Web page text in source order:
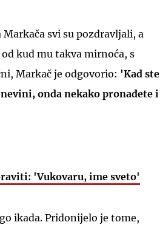
svi su pozdravljali, a
kud mu takva mirnoća, s
Markač je odgovorio: 'Kad ste
onda nekako pronađete i
'Vukovaru, ime sveto'
ikada. Pridonijelo je tome,